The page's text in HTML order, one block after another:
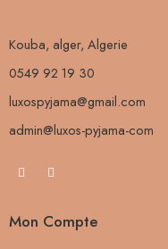
Kouba, alger, Algerie
0549 92 19 30
luxospyjama@gmail.com
admin@luxos-pyjama-com
Mon Compte